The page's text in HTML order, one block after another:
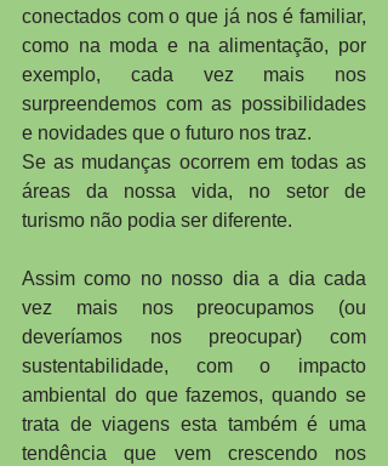
conectados com o que já nos é familiar,
como na moda e na alimentação, por
exemplo, cada vez mais nos
surpreendemos com as possibilidades
e novidades que o futuro nos traz.
Se as mudanças ocorrem em todas as
áreas da nossa vida, no setor de
turismo não podia ser diferente.
Assim como no nosso dia a dia cada
vez mais nos preocupamos (ou
deveríamos nos preocupar) com
sustentabilidade, com o impacto
ambiental do que fazemos, quando se
trata de viagens esta também é uma
tendência que vem crescendo nos